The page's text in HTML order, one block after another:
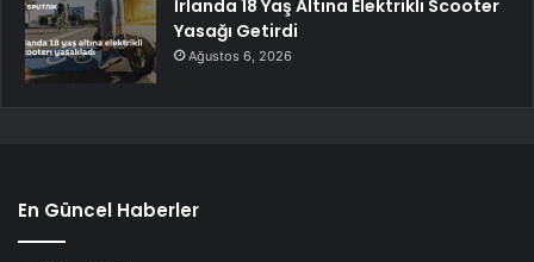
İrlanda 18 Yaş Altına Elektrikli Scooter
Yasağı Getirdi
Ağustos 6, 2026
En Güncel Haberler